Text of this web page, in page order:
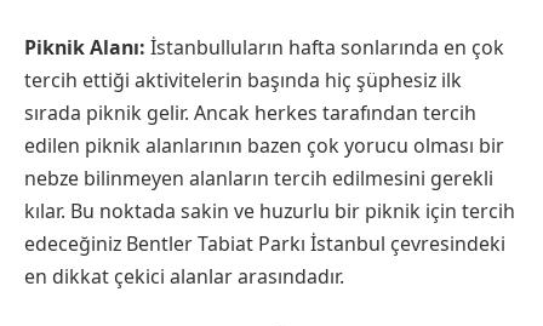
Piknik Alanı: İstanbulluların hafta sonlarında en çok
tercih ettiği aktivitelerin başında hiç şüphesiz ilk
sırada piknik gelir. Ancak herkes tarafından tercih
edilen piknik alanlarının bazen çok yorucu olması bir
nebze bilinmeyen alanların tercih edilmesini gerekli
kılar. Bu noktada sakin ve huzurlu bir piknik için tercih
edeceğiniz Bentler Tabiat Parkı İstanbul çevresindeki
en dikkat çekici alanlar arasındadır.